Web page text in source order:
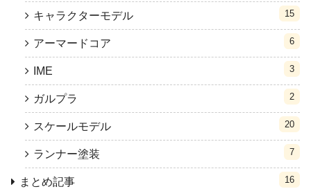
キャラクターモデル 15
アーマードコア 6
IME 3
ガルプラ 2
スケールモデル 20
ランナー塗装 7
まとめ記事 16